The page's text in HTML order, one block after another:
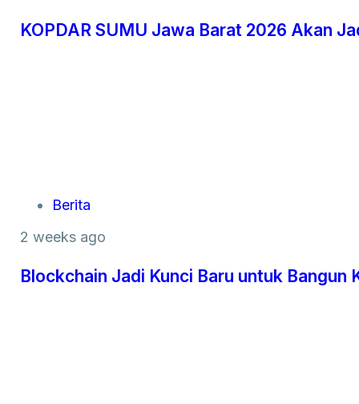
KOPDAR SUMU Jawa Barat 2026 Akan
Berita
2 weeks ago
Blockchain Jadi Kunci Baru untuk Bangun